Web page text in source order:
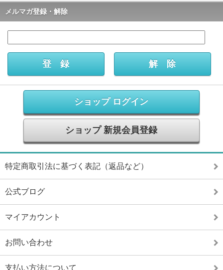
メルマガ登録・解除
ショップ ログイン
ショップ 新規会員登録
特定商取引法に基づく表記（返品など）
公式ブログ
マイアカウント
お問い合わせ
支払い方法について